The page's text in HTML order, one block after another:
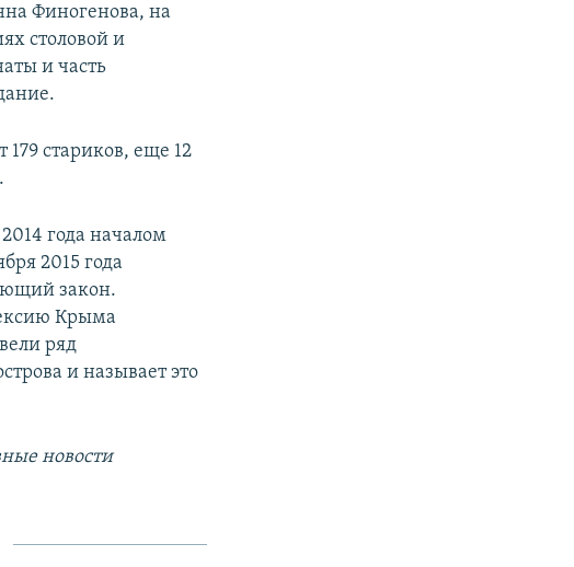
Финогенова, на
столовой и
и часть
стариков, еще 12
года началом
2015 года
закон.
Крыма
ряд
и называет это
новости